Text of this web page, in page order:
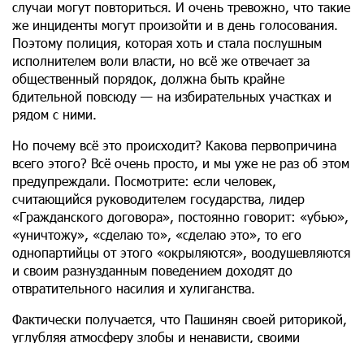
случаи могут повториться. И очень тревожно, что такие
же инциденты могут произойти и в день голосования.
Поэтому полиция, которая хоть и стала послушным
исполнителем воли власти, но всё же отвечает за
общественный порядок, должна быть крайне
бдительной повсюду — на избирательных участках и
рядом с ними.
Но почему всё это происходит? Какова первопричина
всего этого? Всё очень просто, и мы уже не раз об этом
предупреждали. Посмотрите: если человек,
считающийся руководителем государства, лидер
«Гражданского договора», постоянно говорит: «убью»,
«уничтожу», «сделаю то», «сделаю это», то его
однопартийцы от этого «окрыляются», воодушевляются
и своим разнузданным поведением доходят до
отвратительного насилия и хулиганства.
Фактически получается, что Пашинян своей риторикой,
углубляя атмосферу злобы и ненависти, своими